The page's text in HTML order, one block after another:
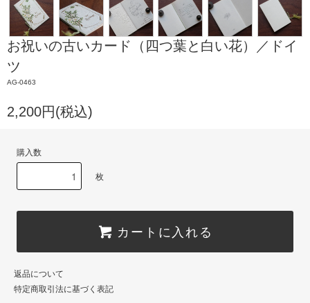
お祝いの古いカード（四つ葉と白い花）／ドイ
ツ
AG-0463
2,200円(税込)
購入数
枚
カートに入れる
返品について
特定商取引法に基づく表記